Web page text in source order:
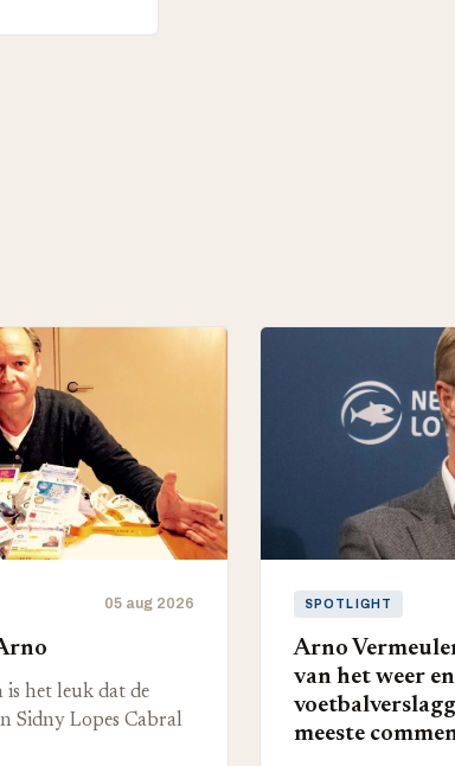
05 aug 2026
is het leuk dat de
Sidny Lopes Cabral
SPOTLIGHT
Arno
van het weer en
meeste